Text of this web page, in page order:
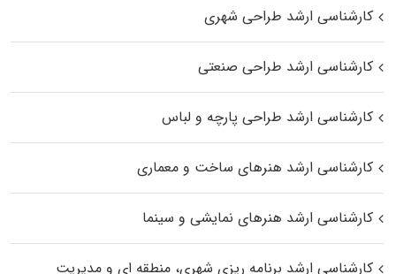
کارشناسی ارشد طراحی شهری
کارشناسی ارشد طراحی صنعتی
کارشناسی ارشد طراحی پارچه و لباس
کارشناسی ارشد هنرهای ساخت و معماری
کارشناسی ارشد هنرهای نمایشی و سینما
کارشناسی ارشد برنامه ریزی شهری، منطقه‌ ای و مدیریت